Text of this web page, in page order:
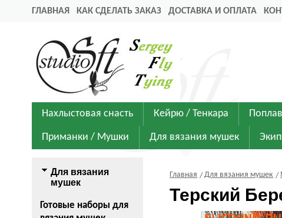
ГЛАВНАЯ КАК СДЕЛАТЬ ЗАКАЗ ДОСТАВКА И ОПЛАТА
Нахлыстовая снасть Кейрю / Тенкара
Приманки / Мушки Для вязания мушек
Для вязания
мушек
Готовые наборы для
Главная Для вязания мушек
Терский